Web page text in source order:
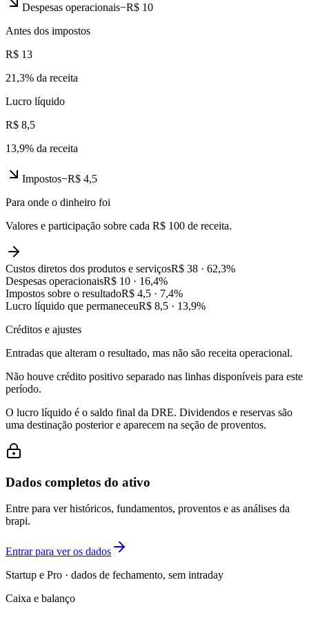
Despesas operacionais−R$ 10
Antes dos impostos
R$ 13
21,3% da receita
Lucro líquido
R$ 8,5
13,9% da receita
Impostos−R$ 4,5
Para onde o dinheiro foi
Valores e participação sobre cada R$ 100 de receita.
Custos diretos dos produtos e serviçosR$ 38 · 62,3%
Despesas operacionaisR$ 10 · 16,4%
Impostos sobre o resultadoR$ 4,5 · 7,4%
Lucro líquido que permaneceuR$ 8,5 · 13,9%
Créditos e ajustes
Entradas que alteram o resultado, mas não são receita operacional.
Não houve crédito positivo separado nas linhas disponíveis para este
período.
O lucro líquido é o saldo final da DRE. Dividendos e reservas são
uma destinação posterior e aparecem na seção de proventos.
Dados completos do ativo
Entre para ver históricos, fundamentos, proventos e as análises da
brapi.
Entrar para ver os dados
Startup e Pro · dados de fechamento, sem intraday
Caixa e balanço